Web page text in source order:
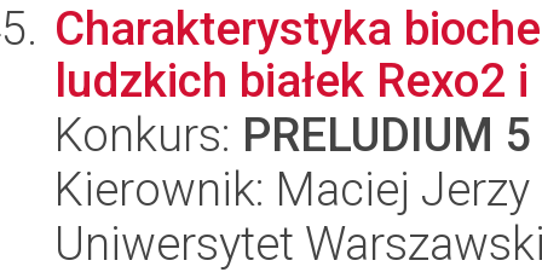
Charakterystyka
ludzkich białek Rexo2 i
Konkurs: PRELUDIUM 5
Kierownik: Maciej
Uniwersytet